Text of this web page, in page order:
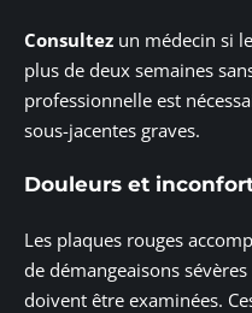
Consultez un médecin si
plus de deux semaines
professionnelle est
sous-jacentes graves.
Douleurs et
Les plaques rouges
de démangeaisons
doivent être examinées.